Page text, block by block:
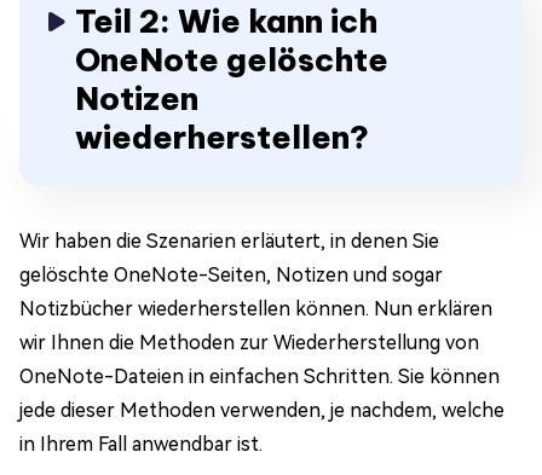
Teil 2: Wie kann ich
OneNote gelöschte
Notizen
wiederherstellen?
Wir haben die Szenarien erläutert, in denen Sie
gelöschte OneNote-Seiten, Notizen und sogar
Notizbücher wiederherstellen können. Nun erklären
wir Ihnen die Methoden zur Wiederherstellung von
OneNote-Dateien in einfachen Schritten. Sie können
jede dieser Methoden verwenden, je nachdem, welche
in Ihrem Fall anwendbar ist.